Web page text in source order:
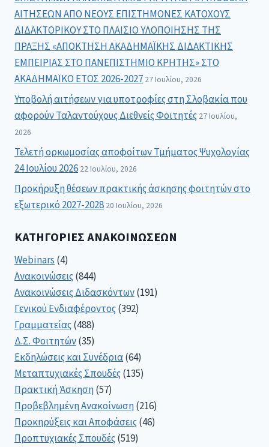
ΑΙΤΗΣΕΩΝ ΑΠΟ ΝΕΟΥΣ ΕΠΙΣΤΗΜΟΝΕΣ ΚΑΤΟΧΟΥΣ
ΔΙΔΑΚΤΟΡΙΚΟΥ ΣΤΟ ΠΛΑΙΣΙΟ ΥΛΟΠΟΙΗΣΗΣ ΤΗΣ
ΠΡΑΞΗΣ «ΑΠΟΚΤΗΣΗ ΑΚΑΔΗΜΑΪΚΗΣ ΔΙΔΑΚΤΙΚΗΣ
ΕΜΠΕΙΡΙΑΣ ΣΤΟ ΠΑΝΕΠΙΣΤΗΜΙΟ ΚΡΗΤΗΣ» ΣΤΟ
ΑΚΑΔΗΜΑΪΚΟ ΕΤΟΣ 2026-2027 27 Ιουλίου, 2026
Υποβολή αιτήσεων για υποτροφίες στη Σλοβακία που
αφορούν Ταλαντούχους Διεθνείς Φοιτητές 27 Ιουλίου,
2026
Τελετή ορκωμοσίας αποφοίτων Τμήματος Ψυχολογίας
24 Ιουλίου 2026 22 Ιουλίου, 2026
Προκήρυξη θέσεων πρακτικής άσκησης φοιτητών στο
εξωτερικό 2027-2028 20 Ιουλίου, 2026
ΚΑΤΗΓΟΡΊΕΣ ΑΝΑΚΟΙΝΏΣΕΩΝ
Webinars(4)
Ανακοινώσεις(844)
Ανακοινώσεις Διδασκόντων(191)
Γενικού Ενδιαφέροντος(392)
Γραμματείας(488)
Δ.Σ. Φοιτητών(35)
Εκδηλώσεις και Συνέδρια(64)
Μεταπτυχιακές Σπουδές(135)
Πρακτική Άσκηση(57)
Προβεβλημένη Ανακοίνωση(216)
Προκηρύξεις και Αποφάσεις(46)
Προπτυχιακές Σπουδές(519)